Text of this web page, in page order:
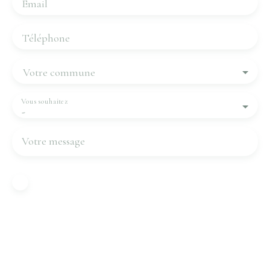
Email
Téléphone
Votre commune
-
Vous souhaitez
Votre message